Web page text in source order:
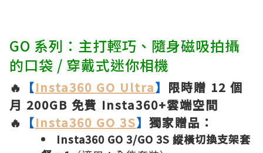
GO 系列：主打輕巧、隨身磁吸拍攝
的口袋 / 穿戴式迷你相機
🔥 【Insta360 GO Ultra】 限時贈 12 個
月 200GB 免費 Insta360+雲端空間
🔥
【Insta360 GO 3S】 獨家贈品：
Insta360 GO 3/GO 3S 縱橫切換支架套